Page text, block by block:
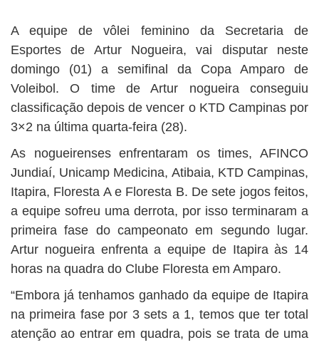
A equipe de vôlei feminino da Secretaria de
Esportes de Artur Nogueira, vai disputar neste
domingo (01) a semifinal da Copa Amparo de
Voleibol. O time de Artur nogueira conseguiu
classificação depois de vencer o KTD Campinas por
3×2 na última quarta-feira (28).
As nogueirenses enfrentaram os times, AFINCO
Jundiaí, Unicamp Medicina, Atibaia, KTD Campinas,
Itapira, Floresta A e Floresta B. De sete jogos feitos,
a equipe sofreu uma derrota, por isso terminaram a
primeira fase do campeonato em segundo lugar.
Artur nogueira enfrenta a equipe de Itapira às 14
horas na quadra do Clube Floresta em Amparo.
“Embora já tenhamos ganhado da equipe de Itapira
na primeira fase por 3 sets a 1, temos que ter total
atenção ao entrar em quadra, pois se trata de uma